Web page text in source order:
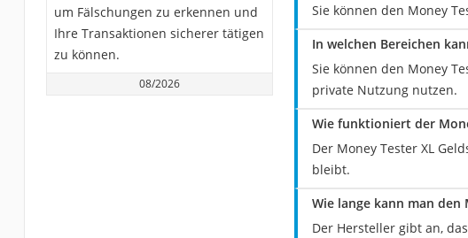
um Fälschungen zu erkennen und
Ihre Transaktionen sicherer tätigen
zu können.
08/2026
Sie können den Money
In welchen Bereichen
Sie können den Money
private Nutzung nutzen.
Wie funktioniert der
Der Money Tester XL
bleibt.
Wie lange kann man den
Der Hersteller gibt an,